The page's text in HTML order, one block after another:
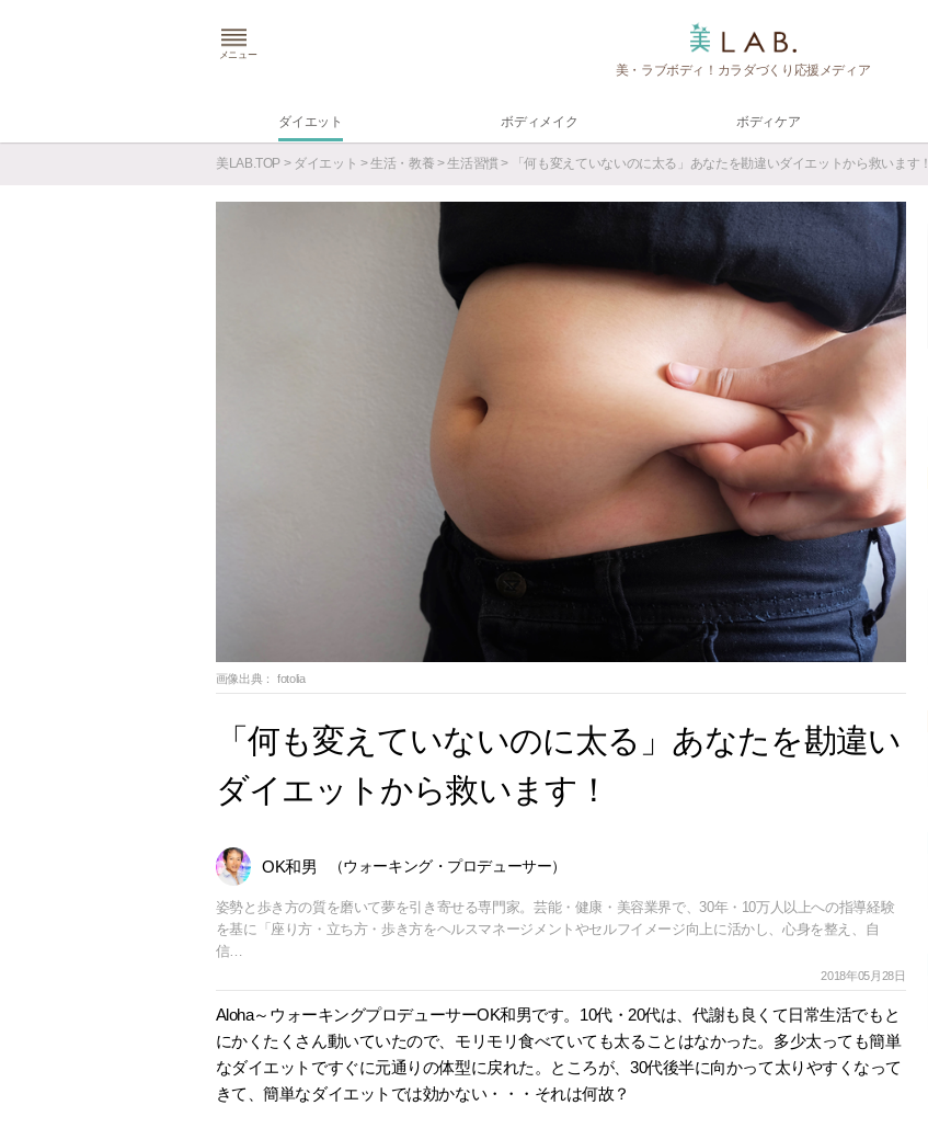
メニュー
美・ラブボディ！カラダづくり応援メディア
ダイエット ボディメイク ボディケア
美LAB.TOP > ダイエット >生活・教養 >生活習慣> 「何も変えていないのに太る」あなたを勘違いダイエットから救います！
画像出典： fotolia
「何も変えていないのに太る」あなたを勘違い
ダイエットから救います！
OK和男 （ウォーキング・プロデューサー）
姿勢と歩き方の質を磨いて夢を引き寄せる専門家。芸能・健康・美容業界で、30年・10万人以上への指導経験
を基に「座り方・立ち方・歩き方をヘルスマネージメントやセルフイメージ向上に活かし、心身を整え、自
信…
2018年05月28日
Aloha～ウォーキングプロデューサーOK和男です。10代・20代は、代謝も良くて日常生活でもと
にかくたくさん動いていたので、モリモリ食べていても太ることはなかった。多少太っても簡単
なダイエットですぐに元通りの体型に戻れた。ところが、30代後半に向かって太りやすくなって
きて、簡単なダイエットでは効かない・・・それは何故？